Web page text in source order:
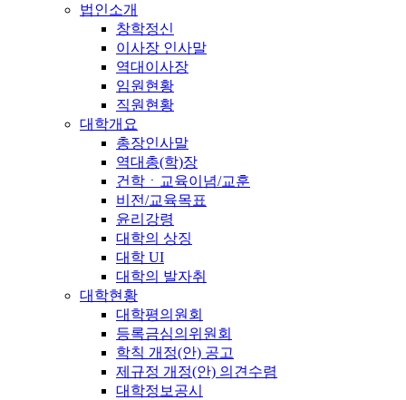
법인소개
창학정신
이사장 인사말
역대이사장
임원현황
직원현황
대학개요
총장인사말
역대총(학)장
건학ㆍ교육이념/교훈
비전/교육목표
윤리강령
대학의 상징
대학 UI
대학의 발자취
대학현황
대학평의원회
등록금심의위원회
학칙 개정(안) 공고
제규정 개정(안) 의견수렴
대학정보공시